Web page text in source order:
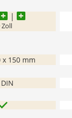
Zoll
x 150 mm